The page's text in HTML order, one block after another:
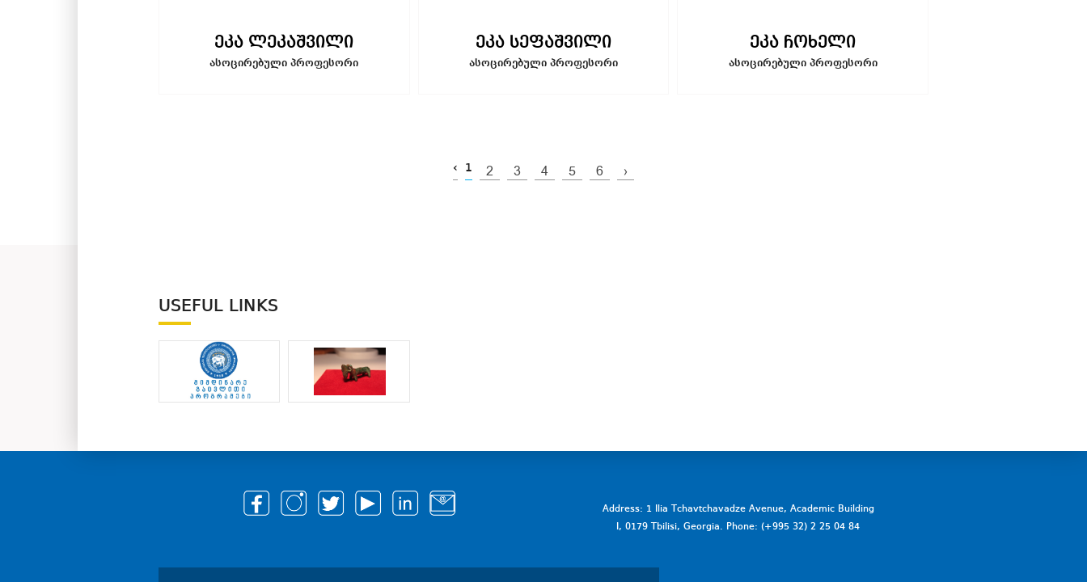
ეკა ლეკაშვილი
ასოცირებული პროფესორი
ეკა სეფაშვილი
ასოცირებული პროფესორი
ეკა ჩოხელი
ასოცირებული პროფესორი
‹ 1 2 3 4 5 6 ›
USEFUL LINKS
Address: 1 Ilia Tchavtchavadze Avenue, Academic Building
I, 0179 Tbilisi, Georgia. Phone: (+995 32) 2 25 04 84